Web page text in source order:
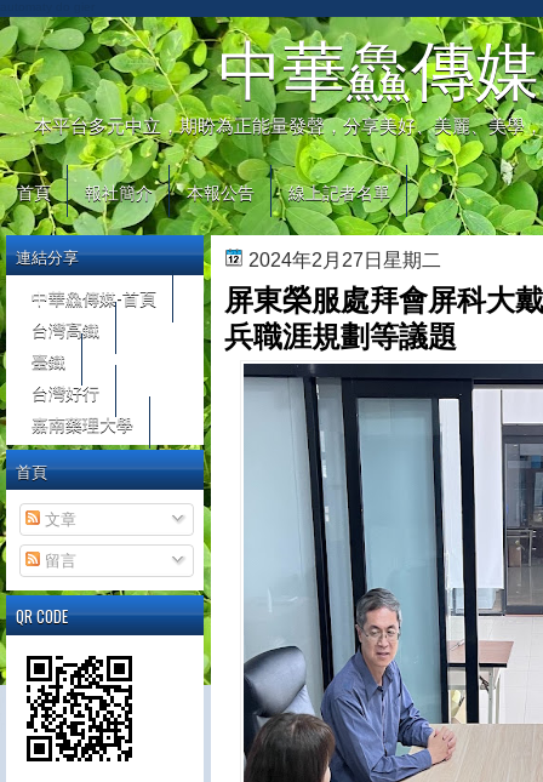
中華鱻傳媒
本平台多元中立，期盼為正能量發聲，分享美好、美麗、美學
首頁 報社簡介 本報公告 線上記者名單
2024年2月27日星期二
屏東榮服處拜會屏科大
兵職涯規劃等議題
連結分享
中華鱻傳媒-首頁
台灣高鐵
臺鐵
台灣好行
嘉南藥理大學
首頁
文章
留言
QR CODE